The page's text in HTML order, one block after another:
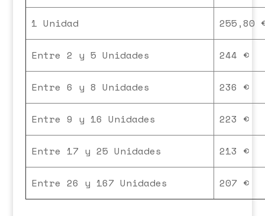
1 Unidad 255,80
Entre 2 y 5 Unidades 244 €
Entre 6 y 8 Unidades 236 €
Entre 9 y 16 Unidades 223 €
Entre 17 y 25 Unidades 213 €
Entre 26 y 167 Unidades 207 €